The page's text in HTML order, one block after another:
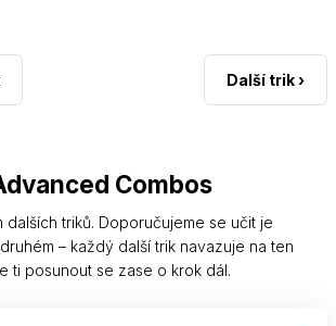
Další trik ›
Combos
dalších triků. Doporučujeme se učit je
– každý další trik navazuje na ten
ti posunout se zase o krok dál.